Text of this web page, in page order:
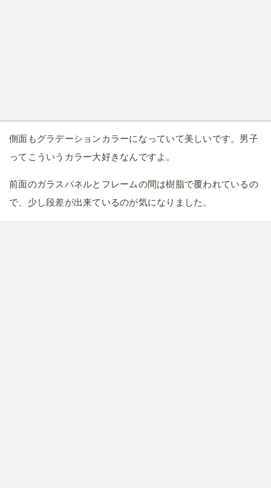
側面もグラデーションカラーになっていて美しいです。男子
ってこういうカラー大好きなんですよ。
前面のガラスパネルとフレームの間は樹脂で覆われているの
で、少し段差が出来ているのが気になりました。